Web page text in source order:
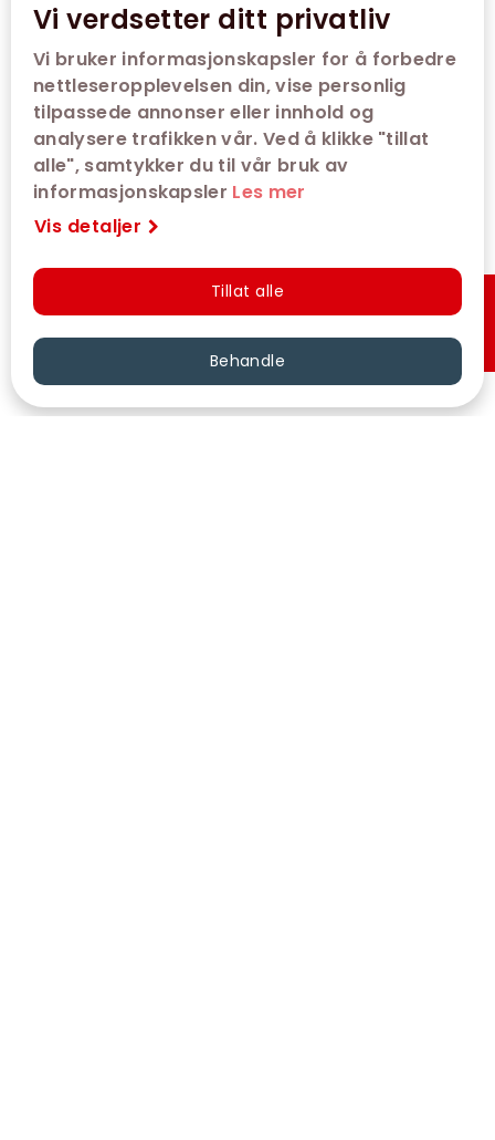
Vi verdsetter ditt privatliv
Vi bruker informasjonskapsler for å forbedre
nettleseropplevelsen din, vise personlig
tilpassede annonser eller innhold og
analysere trafikken vår. Ved å klikke "tillat
alle", samtykker du til vår bruk av
informasjonskapsler Les mer
Vis detaljer
Tillat alle
Behandle Hurtigkjøp